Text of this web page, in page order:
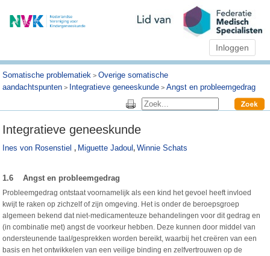
Inloggen
Somatische problematiek >Overige somatische
aandachtspunten > Integratieve geneeskunde >Angst en probleemgedrag
Integratieve geneeskunde
Ines von Rosenstiel, Miguette Jadoul,Winnie Schats
1.6 Angst en probleemgedrag
Probleemgedrag ontstaat voornamelijk als een kind het gevoel heeft invloed
kwijt te raken op zichzelf of zijn omgeving. Het is onder de beroepsgroep
algemeen bekend dat niet-medicamenteuze behandelingen voor dit gedrag en
(in combinatie met) angst de voorkeur hebben. Deze kunnen door middel van
ondersteunende taal/gesprekken worden bereikt, waarbij het creëren van een
basis en het ontwikkelen van een veilige binding en zelfvertrouwen op de